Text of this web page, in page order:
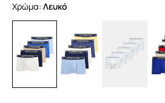
Χρώμα: λευκό